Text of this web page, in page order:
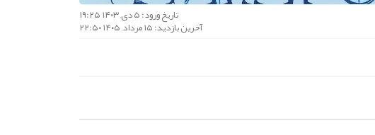
تاریخ ورود: ۵ دی, ۱۴۰۳ ۱۹:۲۵
آخرین بازدید: ۱۵ مرداد, ۱۴۰۵ ۲۲:۵۰